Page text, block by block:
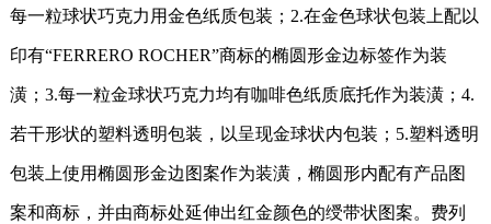
每一粒球状巧克力用金色纸质包装； 2.在金色球状包装上配以
印有“FERRERO ROCHER”商标的椭圆形金边标签作为装
潢； 3.每一粒金球状巧克力均有咖啡色纸质底托作为装潢； 4.
若干形状的塑料透明包装，以呈现金球状内包装； 5.塑料透明
包装上使用椭圆形金边图案作为装潢，椭圆形内配有产品图
案和商标，并由商标处延伸出红金颜色的绶带状图案。费列